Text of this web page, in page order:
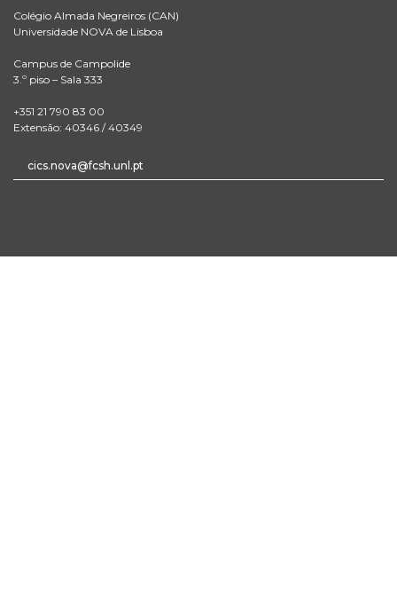
Colégio Almada Negreiros (CAN)
Universidade NOVA de Lisboa
Campus de Campolide
3.º piso – Sala 333
+351 21 790 83 00
Extensão: 40346 / 40349
cics.nova@fcsh.unl.pt